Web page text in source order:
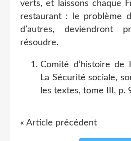
verts, et laissons chaque
restaurant : le problème
d’autres, deviendront
résoudre.
Comité d’histoire de
La Sécurité sociale,
les textes, tome III, p.
« Article précédent